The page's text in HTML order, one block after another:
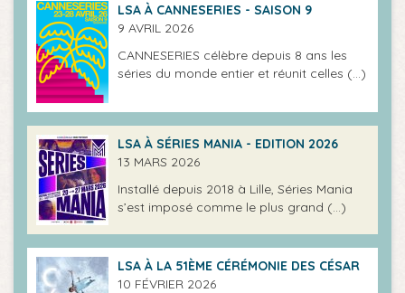
LSA À CANNESERIES - SAISON 9
9 AVRIL 2026
CANNESERIES célèbre depuis 8 ans les
séries du monde entier et réunit celles (…)
LSA À SÉRIES MANIA - EDITION 2026
13 MARS 2026
Installé depuis 2018 à Lille, Séries Mania
s’est imposé comme le plus grand (…)
LSA À LA 51ÈME CÉRÉMONIE DES CÉSAR
10 FÉVRIER 2026